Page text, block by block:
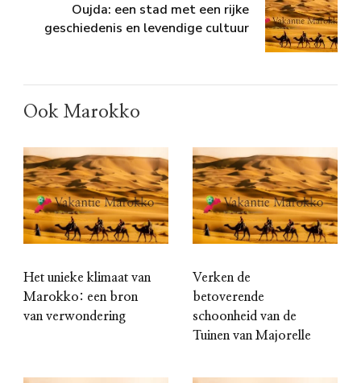
Oujda: een stad met een rijke
geschiedenis en levendige cultuur
Ook Marokko
Het unieke klimaat van
Marokko: een bron
van verwondering
Verken de
betoverende
schoonheid van de
Tuinen van Majorelle